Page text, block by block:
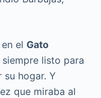
el Gato
siempre listo para
su hogar. Y
que miraba al